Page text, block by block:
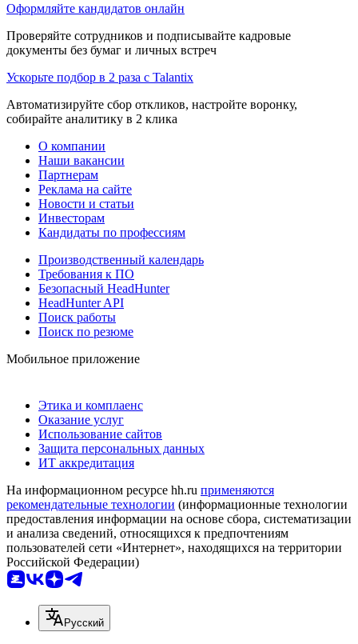
Оформляйте кандидатов онлайн
Проверяйте сотрудников и подписывайте кадровые
документы без бумаг и личных встреч
Ускорьте подбор в 2 раза с Talantix
Автоматизируйте сбор откликов, настройте воронку,
собирайте аналитику в 2 клика
О компании
Наши вакансии
Партнерам
Реклама на сайте
Новости и статьи
Инвесторам
Кандидаты по профессиям
Производственный календарь
Требования к ПО
Безопасный HeadHunter
HeadHunter API
Поиск работы
Поиск по резюме
Мобильное приложение
Этика и комплаенс
Оказание услуг
Использование сайтов
Защита персональных данных
ИТ аккредитация
На информационном ресурсе hh.ru применяются
рекомендательные технологии (информационные технологии
предоставления информации на основе сбора, систематизации
и анализа сведений, относящихся к предпочтениям
пользователей сети «Интернет», находящихся на территории
Российской Федерации)
Русский